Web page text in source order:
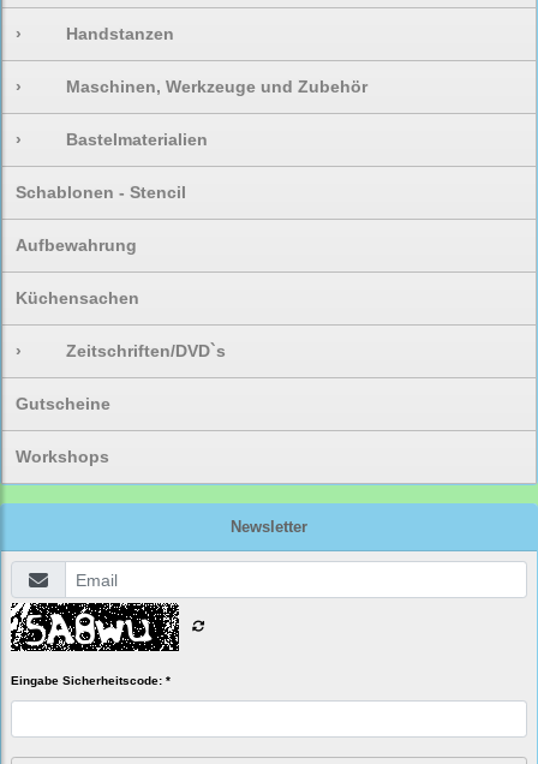
› Handstanzen
› Maschinen, Werkzeuge und Zubehör
› Bastelmaterialien
Schablonen - Stencil
Aufbewahrung
Küchensachen
› Zeitschriften/DVD`s
Gutscheine
Workshops
Newsletter
Eingabe Sicherheitscode: *